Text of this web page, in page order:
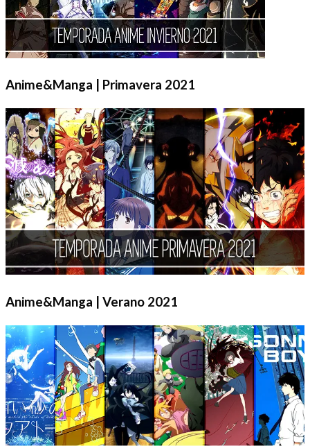
Anime&Manga | Primavera 2021
Anime&Manga | Verano 2021